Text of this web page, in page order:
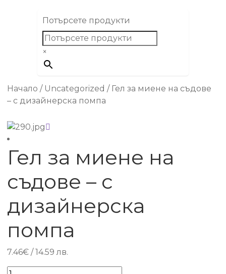
Потърсете продукти
×
Начало / Uncategorized / Гел за миене на съдове
– с дизайнерска помпа
Гел за миене на
съдове – с
дизайнерска
помпа
7.46€ / 14.59 лв.
количество